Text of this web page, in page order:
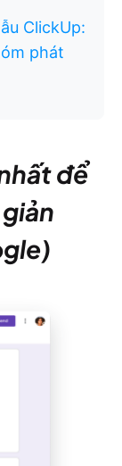
ClickUp:
phát
để